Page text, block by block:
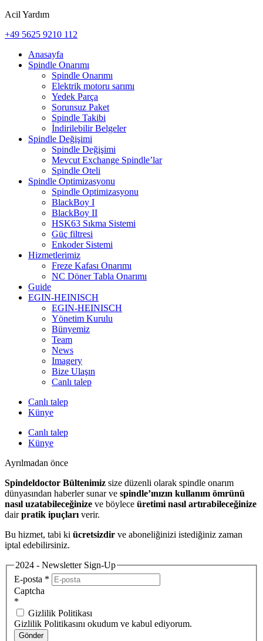
Acil Yardım
+49 5625 9210 112
Anasayfa
Spindle Onarımı
Spindle Onarımı
Elektrik motoru sarımı
Yedek Parça
Sorunsuz Paket
Spindle Takibi
İndirilebilir Belgeler
Spindle Değişimi
Spindle Değişimi
Mevcut Exchange Spindle’lar
Spindle Oteli
Spindle Optimizasyonu
Spindle Optimizasyonu
BlackBoy I
BlackBoy II
HSK63 Sıkma Sistemi
Güç filtresi
Enkoder Sistemi
Hizmetlerimiz
Freze Kafası Onarımı
NC Döner Tabla Onarımı
Guide
EGIN-HEINISCH
EGIN-HEINISCH
Yönetim Kurulu
Bünyemiz
Team
News
Imagery
Bize Ulaşın
Canlı talep
Canlı talep
Künye
Canlı talep
Künye
Ayrılmadan önce
Spindeldoctor Bültenimiz size düzenli olarak spindle onarım
dünyasından haberler sunar ve spindle’ınızın kullanım ömrünü
nasıl uzatabileceğinize ve böylece üretimi nasıl artırabileceğinize
dairpratik ipuçları verir.
Bu hizmet, tabi ki ücretsizdir ve aboneliğinizi istediğiniz zaman
iptal edebilirsiniz.
2024 - Newsletter Sign-Up
E-posta *
Captcha
*
Gizlilik Politikası
Gizlilik Politikasını okudum ve kabul ediyorum.
Gönder